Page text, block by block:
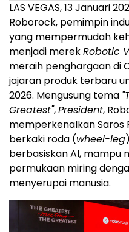
LAS VEGAS, 13 Januari
Roborock, pemimpin
yang mempermudah
menjadi merekRobotic
meraih penghargaan di
jajaran produk terbaru
2026. Mengusung tema
Greatest",President,
memperkenalkan Saros
berkaki roda (wheel-leg
berbasiskan AI, mampu
permukaan miring
menyerupai manusia.